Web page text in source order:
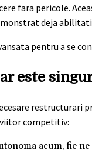
fara pericole.
deja
este
competitiv:
acum, fie